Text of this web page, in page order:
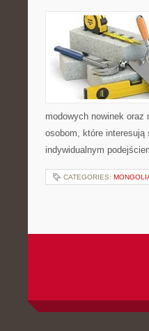
modowych nowinek
osobom, które
indywidualnym
CATEGORIES: